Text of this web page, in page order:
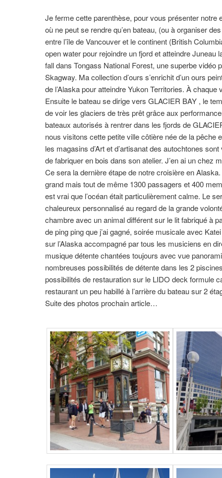
Je ferme cette parenthèse, pour vous présenter notre
où ne peut se rendre qu’en bateau, (ou à organiser
entre l’île de Vancouver et le continent (British
open water pour rejoindre un fjord et atteindre Juneau
fall dans Tongass National Forest, une superbe
Skagway. Ma collection d’ours s’enrichit d’un ours
de l’Alaska pour atteindre Yukon Territories. À
Ensuite le bateau se dirige vers GLACIER BAY , le
de voir les glaciers de très prêt grâce aux
bateaux autorisés à rentrer dans les fjords de
nous visitons cette petite ville côtière née de la pêche
les magasins d’Art et d’artisanat des autochtones
de fabriquer en bois dans son atelier. J’en ai un chez
Ce sera la dernière étape de notre croisière en
grand mais tout de même 1300 passagers et 400
est vrai que l’océan était particulièrement calme. Le
chaleureux personnalisé au regard de la grande
chambre avec un animal différent sur le lit fabriqué à
de ping ping que j’ai gagné, soirée musicale avec
sur l’Alaska accompagné par tous les musiciens en
musique détente chantées toujours avec vue
nombreuses possibilités de détente dans les 2
possibilités de restauration sur le LIDO deck formule
restaurant un peu habillé à l’arrière du bateau sur 2
Suite des photos prochain article…